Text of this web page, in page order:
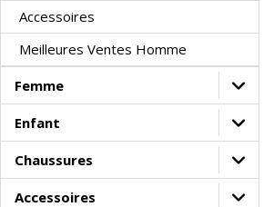
Accessoires
Meilleures Ventes Homme
Femme
Enfant
Chaussures
Accessoires